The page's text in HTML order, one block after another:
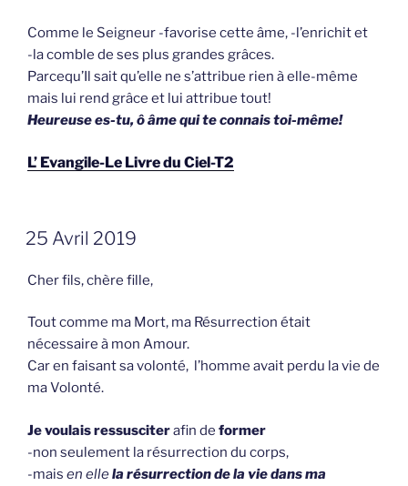
Comme le Seigneur -favorise cette âme, -l’enrichit et
-la comble de ses plus grandes grâces.
Parcequ’Il sait qu’elle ne s’attribue rien à elle-même
mais lui rend grâce et lui attribue tout!
Heureuse es-tu, ô âme qui te connais toi-même!
L’ Evangile-Le Livre du Ciel-T2
GEPLAATST
OP
25 Avril 2019
Cher fils, chère fille,
Tout comme ma Mort, ma Résurrection était
nécessaire à mon Amour.
Car en faisant sa volonté, l’homme avait perdu la vie de
ma Volonté.
Je voulais ressusciterafin de former
-non seulement la résurrection du corps,
-mais en ellela résurrection de la vie dans ma